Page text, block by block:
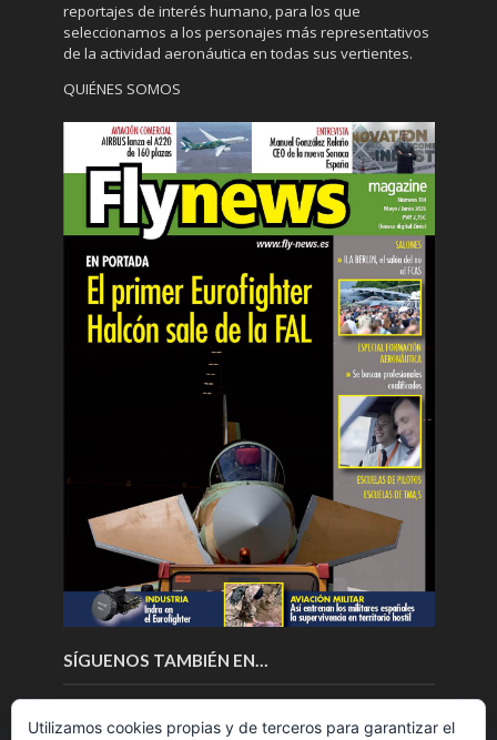
reportajes de interés humano, para los que
seleccionamos a los personajes más representativos
de la actividad aeronáutica en todas sus vertientes.
QUIÉNES SOMOS
SÍGUENOS TAMBIÉN EN…
Utilizamos cookies propias y de terceros para garantizar el